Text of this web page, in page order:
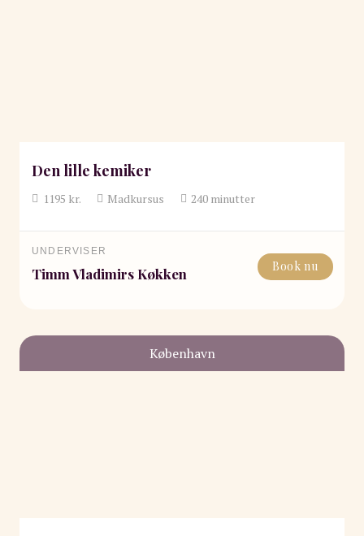
Den lille kemiker
1195 kr. Madkursus 240 minutter
UNDERVISER
Timm Vladimirs Køkken Book nu
København